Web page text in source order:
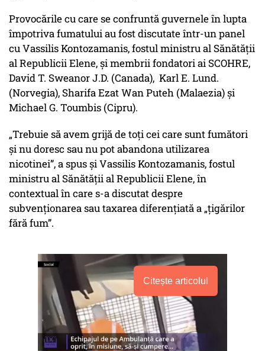
Provocările cu care se confruntă guvernele în lupta
împotriva fumatului au fost discutate într-un panel
cu Vassilis Kontozamanis, fostul ministru al Sănătății
al Republicii Elene, și membrii fondatori ai SCOHRE,
David T. Sweanor J.D. (Canada), Karl E. Lund.
(Norvegia), Sharifa Ezat Wan Puteh (Malaezia) și
Michael G. Toumbis (Cipru).
„Trebuie să avem grijă de toți cei care sunt fumători
și nu doresc sau nu pot abandona utilizarea
nicotinei”, a spus și Vassilis Kontozamanis, fostul
ministru al Sănătății al Republicii Elene, în
contextual în care s-a discutat despre
subvenționarea sau taxarea diferențiată a „țigărilor
fără fum”.
Citește articolul